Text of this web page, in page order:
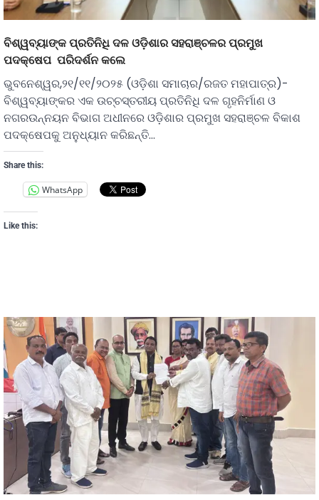
ବିଶ୍ୱବ୍ୟାଙ୍କ ପ୍ରତିନିଧି ଦଳ ଓଡ଼ିଶାର ସହରାଞ୍ଚଳର ପ୍ରମୁଖ
ପଦକ୍ଷେପ ପରିଦର୍ଶନ କଲେ
ଭୁବନେଶ୍ୱର,୨୧/୧୧/୨୦୨୫ (ଓଡ଼ିଶା ସମାଚାର/ରଜତ ମହାପାତ୍ର)-
ବିଶ୍ୱବ୍ୟାଙ୍କର ଏକ ଉଚ୍ଚସ୍ତରୀୟ ପ୍ରତିନିଧି ଦଳ ଗୃହନିର୍ମାଣ ଓ
ନଗରଉନ୍ନୟନ ବିଭାଗ ଅଧୀନରେ ଓଡ଼ିଶାର ପ୍ରମୁଖ ସହରାଞ୍ଚଳ ବିକାଶ
ପଦକ୍ଷେପକୁ ଅନୁଧ୍ୟାନ କରିଛନ୍ତି…
Share this:
WhatsApp
Like this: